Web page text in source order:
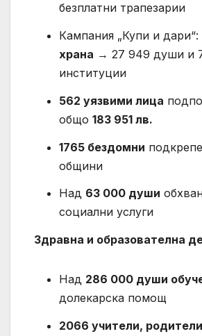
безплатни трапезарии
Кампания „Купи и дари“:
храна → 27 949 души и
институции
562 уязвими лица
общо 183 951 лв.
1765 бездомни
общини
Над 63 000 души
социални услуги
Здравна и образователна
Над 286 000 души
долекарска помощ
2066 учители,